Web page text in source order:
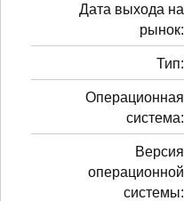
Дата выхода на
рынок:
Тип:
Операционная
система:
Версия
операционной
системы: